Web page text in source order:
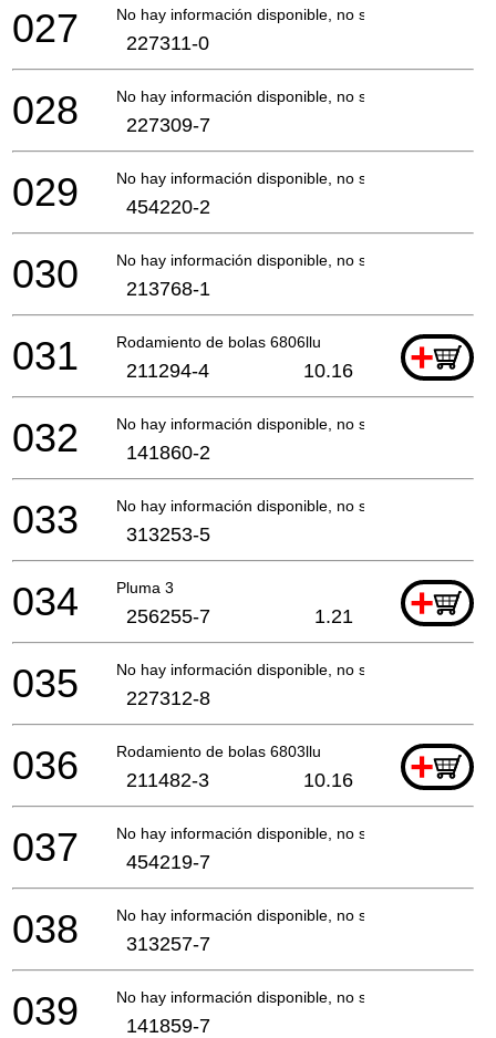
No hay información disponible, no se puede pedir
027 227311-0
No hay información disponible, no se puede pedir
028 227309-7
No hay información disponible, no se puede pedir
029 454220-2
No hay información disponible, no se puede pedir
030 213768-1
Rodamiento de bolas 6806llu +
031 211294-4 10.16
No hay información disponible, no se puede pedir
032 141860-2
No hay información disponible, no se puede pedir
033 313253-5
Pluma 3 +
034 256255-7 1.21
No hay información disponible, no se puede pedir
035 227312-8
Rodamiento de bolas 6803llu +
036 211482-3 10.16
No hay información disponible, no se puede pedir
037 454219-7
No hay información disponible, no se puede pedir
038 313257-7
No hay información disponible, no se puede pedir
039 141859-7